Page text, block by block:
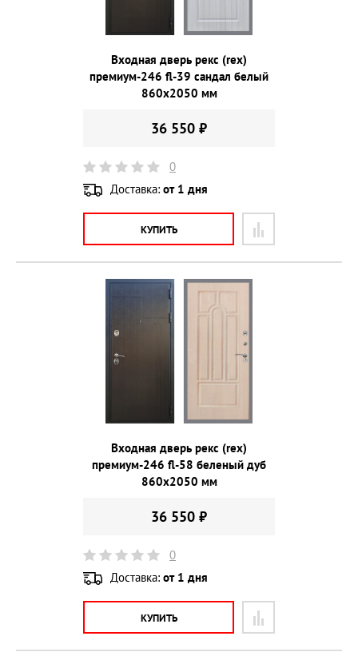
Входная дверь рекс (rex)
премиум-246 fl-39 сандал белый
860х2050 мм
36 550 ₽
0
Доставка: от 1 дня
КУПИТЬ
Входная дверь рекс (rex)
премиум-246 fl-58 беленый дуб
860х2050 мм
36 550 ₽
0
Доставка: от 1 дня
КУПИТЬ